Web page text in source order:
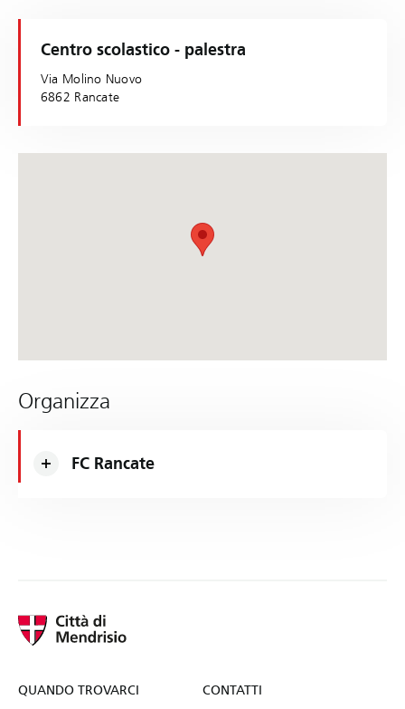
Centro scolastico - palestra
Via Molino Nuovo
6862 Rancate
Organizza
FC Rancate
QUANDO TROVARCI
CONTATTI